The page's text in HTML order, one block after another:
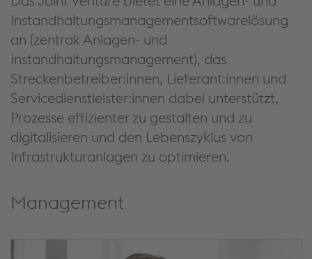
Instandhaltungsmanagementsoftwarelösung
an (zentrak Anlagen- und
Instandhaltungsmanagement), das
Streckenbetreiber:innen, Lieferant:innen und
Servicedienstleister:innen dabei unterstützt,
Prozesse effizienter zu gestalten und zu
digitalisieren und den Lebenszyklus von
Infrastrukturanlagen zu optimieren.
Management